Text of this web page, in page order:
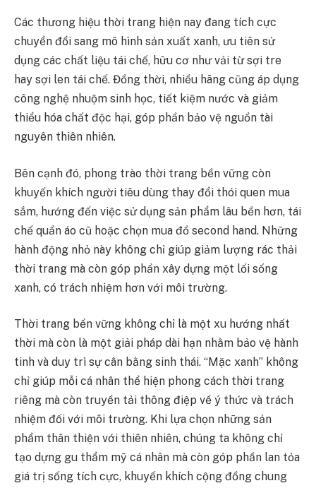
Các thương hiệu thời trang hiện nay đang tích cực
chuyển đổi sang mô hình sản xuất xanh, ưu tiên sử
dụng các chất liệu tái chế, hữu cơ như vải từ sợi tre
hay sợi len tái chế. Đồng thời, nhiều hãng cũng áp dụng
công nghệ nhuộm sinh học, tiết kiệm nước và giảm
thiểu hóa chất độc hại, góp phần bảo vệ nguồn tài
nguyên thiên nhiên.
Bên cạnh đó, phong trào thời trang bền vững còn
khuyến khích người tiêu dùng thay đổi thói quen mua
sắm, hướng đến việc sử dụng sản phẩm lâu bền hơn, tái
chế quần áo cũ hoặc chọn mua đồ second hand. Những
hành động nhỏ này không chỉ giúp giảm lượng rác thải
thời trang mà còn góp phần xây dựng một lối sống
xanh, có trách nhiệm hơn với môi trường.
Thời trang bền vững không chỉ là một xu hướng nhất
thời mà còn là một giải pháp dài hạn nhằm bảo vệ hành
tinh và duy trì sự cân bằng sinh thái. “Mặc xanh” không
chỉ giúp mỗi cá nhân thể hiện phong cách thời trang
riêng mà còn truyền tải thông điệp về ý thức và trách
nhiệm đối với môi trường. Khi lựa chọn những sản
phẩm thân thiện với thiên nhiên, chúng ta không chỉ
tạo dựng gu thẩm mỹ cá nhân mà còn góp phần lan tỏa
giá trị sống tích cực, khuyến khích cộng đồng chung